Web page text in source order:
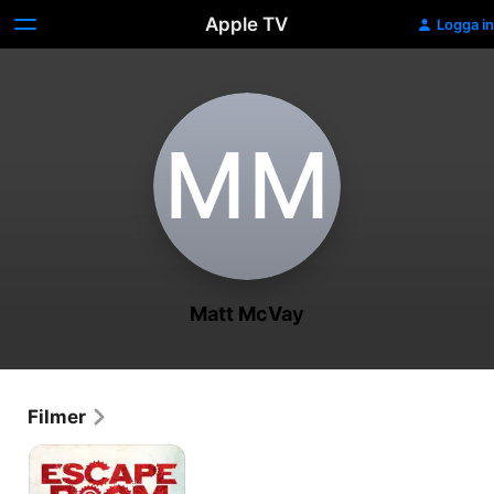
Apple TV Logga in
M‌M
Matt McVay
Filmer
Escape
Room